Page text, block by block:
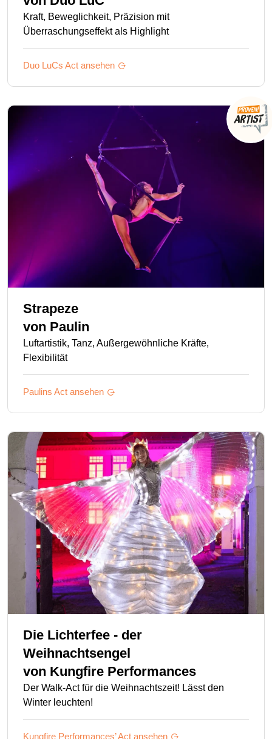
Kraft, Beweglichkeit, Präzision mit
Überraschungseffekt als Highlight
Duo LuCs Act ansehen
Strapeze
von Paulin
Luftartistik, Tanz, Außergewöhnliche Kräfte,
Flexibilität
Paulins Act ansehen
Die Lichterfee - der
Weihnachtsengel
von Kungfire Performances
Der Walk-Act für die Weihnachtszeit! Lässt den
Winter leuchten!
Kungfire Performances’Act ansehen